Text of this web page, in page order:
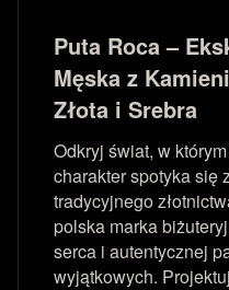
Puta Roca –
Męska z
Złota i Srebra
Odkryj świat, w
charakter spotyka się
tradycyjnego
polska marka
serca i autentycznej
wyjątkowych.